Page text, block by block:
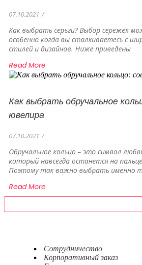
07.10.2021 /
Как выбрать серьги? Выбор сережек
особенно когда вы сталкиваетесь с
стилей и дизайнов. Ниже приведены
Read More
Как выбрать обручальное
ювелира
07.10.2021 /
Обручальное кольцо – это символ
который навсегда останется на
Поэтому так важно выбрать именно
Read More
Сотрудничество
Корпоративный заказ